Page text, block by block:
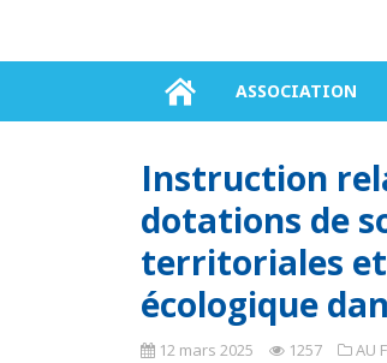
ASSOCIATION
Instruction
dotations de
territoriales et
écologique
12 mars 2025 1257 AU